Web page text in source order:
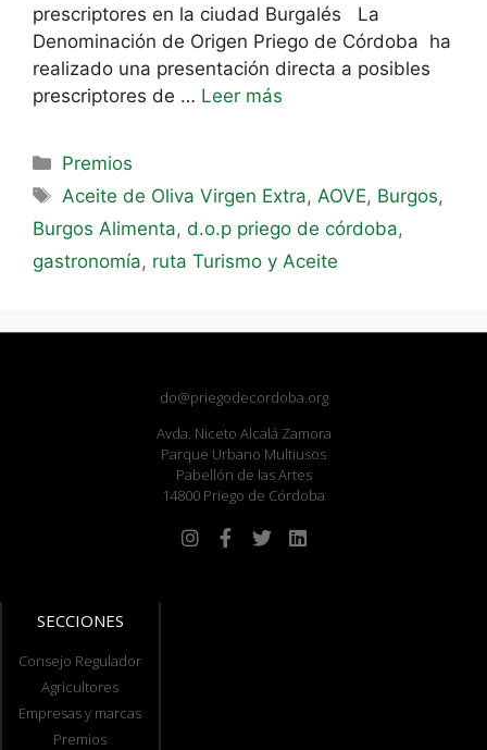
prescriptores en la ciudad Burgalés La
Denominación de Origen Priego de Córdoba ha
realizado una presentación directa a posibles
prescriptores de … Leer más
Premios
Aceite de Oliva Virgen Extra, AOVE, Burgos,
Burgos Alimenta, d.o.p priego de córdoba,
gastronomía, ruta Turismo y Aceite
do@priegodecordoba.org
Avda. Niceto Alcalá Zamora
Parque Urbano Multiusos
Pabellón de las Artes
14800 Priego de Córdoba
SECCIONES
Consejo Regulador
Agricultores
Empresas y marcas
Premios